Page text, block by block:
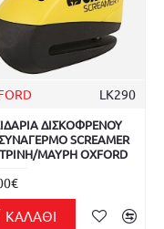
LK290
ΔΙΣΚΟΦΡΕΝΟΥ
SCREAMER
ΜΑΥΡΗ OXFORD
ΚΑΛΆΘΙ